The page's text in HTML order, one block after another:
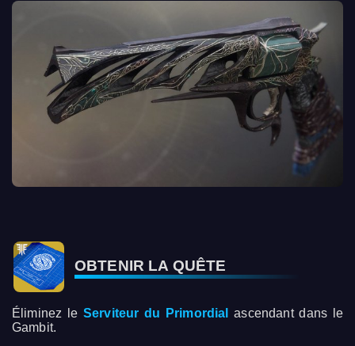
OBTENIR LA QUÊTE
Éliminez le Serviteur du Primordial
ascendant dans le
Gambit.